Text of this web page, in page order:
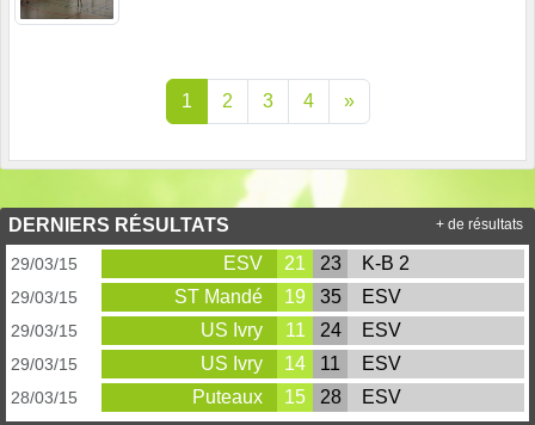
1 2 3 4 »
DERNIERS RÉSULTATS
29/03/15 ESV 21 23 K-B 2
29/03/15 ST Mandé 19 35 ESV
29/03/15 US Ivry 11 24 ESV
29/03/15 US Ivry 14 11 ESV
28/03/15 Puteaux 15 28 ESV
+ de résultats